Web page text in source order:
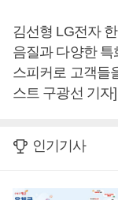
김선형 LG전자
음질과 다양한
스피커로 고객들
스트 구광선 기자]
인기기사